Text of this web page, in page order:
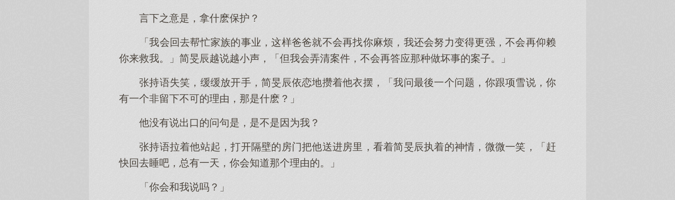
言下之意是，拿什麽保护？
「我会回去帮忙家族的事业，这样爸爸就不会再找你麻烦，我还会努力变得更强，不会再仰赖
你来救我。」简旻辰越说越小声，「但我会弄清案件，不会再答应那种做坏事的案子。」
张持语失笑，缓缓放开手，简旻辰依恋地攒着他衣摆，「我问最後一个问题，你跟项雪说，你
有一个非留下不可的理由，那是什麽？」
他没有说出口的问句是，是不是因为我？
张持语拉着他站起，打开隔壁的房门把他送进房里，看着简旻辰执着的神情，微微一笑，「赶
快回去睡吧，总有一天，你会知道那个理由的。」
「你会和我说吗？」